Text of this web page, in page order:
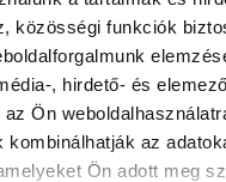
közösségi funkciók
, hirdető- és
Ön
kombinálhatják az
Ön adott meg
Elfogadom az Adatvédelmi